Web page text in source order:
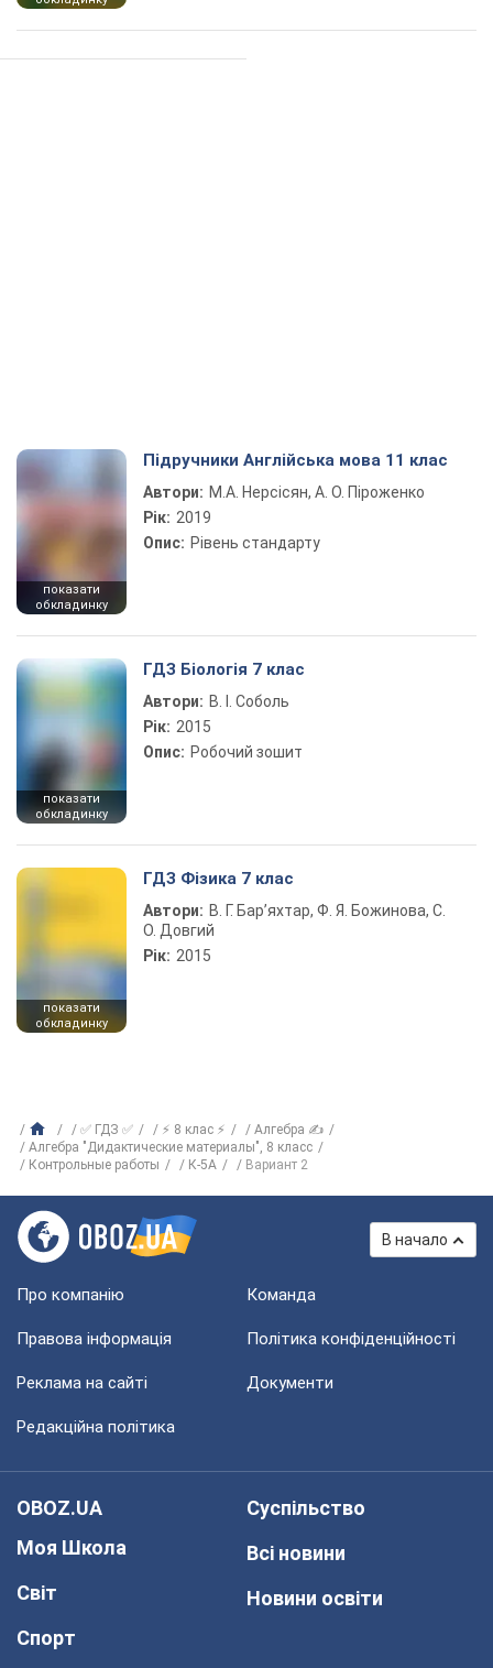
показати
обкладинку
Підручники Англійська мова 11 клас
Автори: М.А. Нерсісян, А. О. Піроженко
Рік: 2019
Опис: Рівень стандарту
показати
обкладинку
ГДЗ Біологія 7 клас
Автори: В. І. Соболь
Рік: 2015
Опис: Робочий зошит
показати
обкладинку
ГДЗ Фізика 7 клас
Автори: В. Г. Бар’яхтар, Ф. Я. Божинова, С.
О. Довгий
Рік: 2015
✅ ГДЗ ✅ ⚡ 8 клас ⚡
Алгебра ✍
Алгебра "Дидактические материалы", 8 класс
Контрольные работы
К-5А Вариант 2
В начало
Про компанію Команда
Правова інформація Політика конфіденційності
Реклама на сайті Документи
Редакційна політика
OBOZ.UA
Моя Школа
Світ
Спорт
Суспільство
Всі новини
Новини освіти